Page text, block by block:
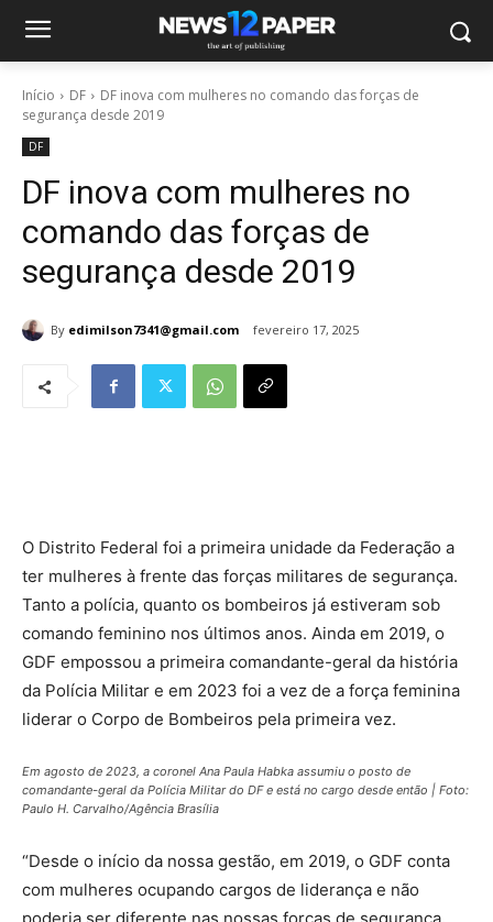
Início DF
DF inova com mulheres no comando das forças de
segurança desde 2019
DF
DF inova com mulheres no
comando das forças de
segurança desde 2019
By edimilson7341@gmail.com fevereiro 17, 2025
O Distrito Federal foi a primeira unidade da Federação a
ter mulheres à frente das forças militares de segurança.
Tanto a polícia, quanto os bombeiros já estiveram sob
comando feminino nos últimos anos. Ainda em 2019, o
GDF empossou a primeira comandante-geral da história
da Polícia Militar e em 2023 foi a vez de a força feminina
liderar o Corpo de Bombeiros pela primeira vez.
Em agosto de 2023, a coronel Ana Paula Habka assumiu o posto de
comandante-geral da Polícia Militar do DF e está no cargo desde então | Foto:
Paulo H. Carvalho/Agência Brasília
“Desde o início da nossa gestão, em 2019, o GDF conta
com mulheres ocupando cargos de liderança e não